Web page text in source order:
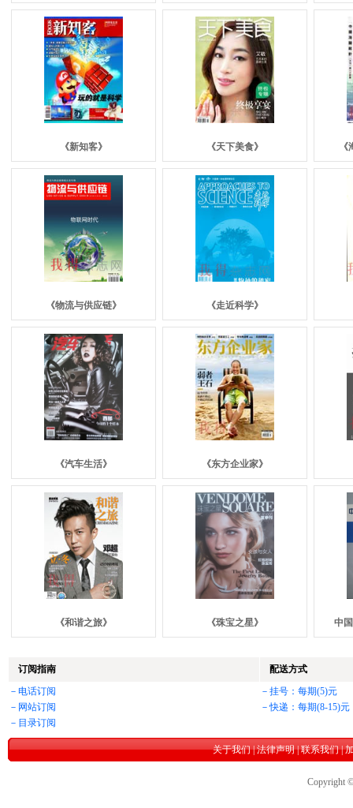
《新知客》 《天下美食》 《
《物流与供应链》 《走近科学》
《汽车生活》 《东方企业家》
《和谐之旅》 《珠宝之星》 中